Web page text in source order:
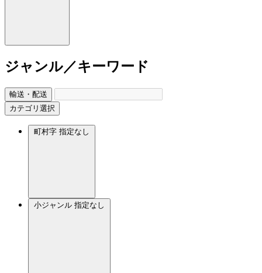
ジャンル／キーワード
輸送・配送
カテゴリ選択
町村字 指定なし
小ジャンル 指定なし